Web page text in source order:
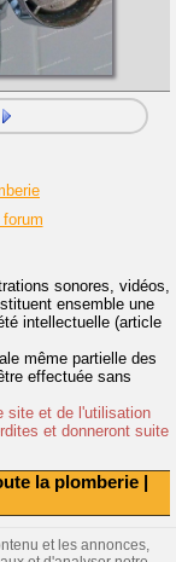
la plomberie
sonores, vidéos,
ensemble une
intellectuelle (article
même partielle des
effectuée sans
site et de l'utilisation
et donneront suite
et les annonces,